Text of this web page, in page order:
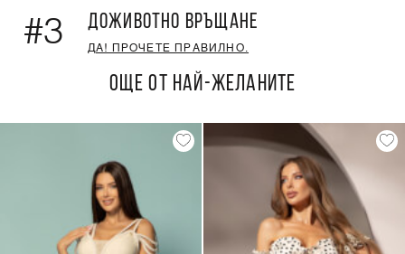
#3 ДОЖИВОТНО ВРЪЩАНЕ
ДА! ПРОЧЕТЕ ПРАВИЛНО.
ОЩЕ ОТ НАЙ-ЖЕЛАНИТЕ